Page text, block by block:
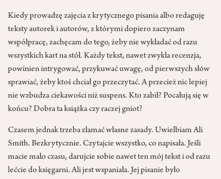
Kiedy prowadzę zajęcia z krytycznego pisania albo redaguję
teksty autorek i autorów, z którymi dopiero zaczynam
współpracę, zachęcam do tego, żeby nie wykładać od razu
wszystkich kart na stół. Każdy tekst, nawet zwykła recenzja,
powinien intrygować, przykuwać uwagę, od pierwszych słów
sprawiać, żeby ktoś chciał go przeczytać. A przecież nic lepiej
nie wzbudza ciekawości niż suspens. Kto zabił? Pocałują się w
końcu? Dobra ta książka czy raczej gniot?
Czasem jednak trzeba złamać własne zasady. Uwielbiam Ali
Smith. Bezkrytycznie. Czytajcie wszystko, co napisała. Jeśli
macie mało czasu, darujcie sobie nawet ten mój tekst i od razu
lećcie do księgarni. Ali jest wspaniała. Jej pisanie było